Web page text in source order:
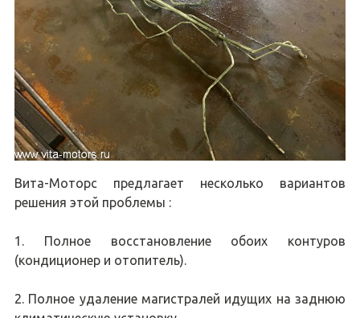
Вита-Моторс предлагает несколько вариантов
решения этой проблемы :
1. Полное восстановление обоих контуров
(кондиционер и отопитель).
2. Полное удаление магистралей идущих на заднюю